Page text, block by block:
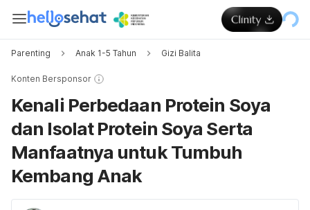
Parenting Anak 1-5 Tahun Gizi Balita
Konten Bersponsor
Kenali Perbedaan Protein Soya
dan Isolat Protein Soya Serta
Manfaatnya untuk Tumbuh
Kembang Anak